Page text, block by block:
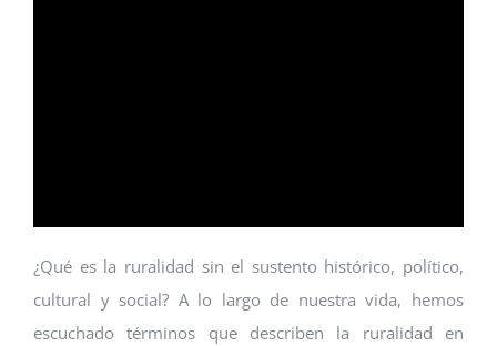
¿Qué es la ruralidad sin el sustento histórico, político,
cultural y social? A lo largo de nuestra vida, hemos
escuchado términos que describen la ruralidad en